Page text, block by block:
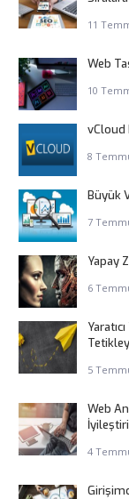
11
Web
10
vCloud
8
Büyük
7
Yapay
6
5
Web
4